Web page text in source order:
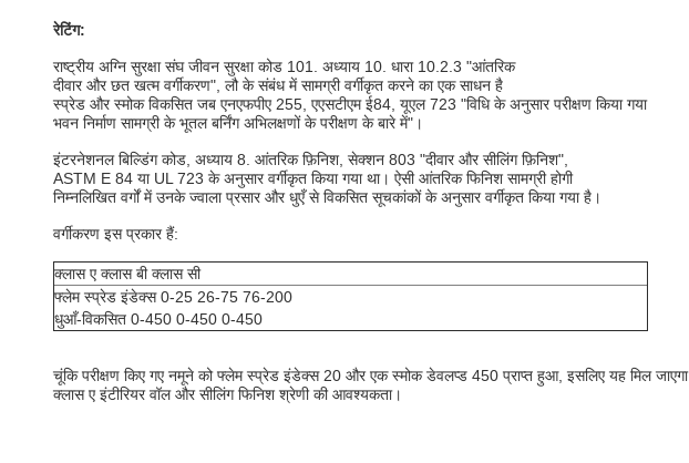
रेटिंग:
राष्ट्रीय अग्नि सुरक्षा संघ जीवन सुरक्षा कोड 101. अध्याय 10. धारा 10.2.3 "आंतरिक
दीवार और छत खत्म वर्गीकरण", लौ के संबंध में सामग्री वर्गीकृत करने का एक साधन है
स्प्रेड और स्मोक विकसित जब एनएफपीए 255, एएसटीएम ई84, यूएल 723 "विधि के अनुसार परीक्षण किया गया
भवन निर्माण सामग्री के भूतल बर्निंग अभिलक्षणों के परीक्षण के बारे में"।
इंटरनेशनल बिल्डिंग कोड, अध्याय 8. आंतरिक फ़िनिश, सेक्शन 803 "दीवार और सीलिंग फ़िनिश",
ASTM E 84 या UL 723 के अनुसार वर्गीकृत किया गया था। ऐसी आंतरिक फिनिश सामग्री होगी
निम्नलिखित वर्गों में उनके ज्वाला प्रसार और धुएँ से विकसित सूचकांकों के अनुसार वर्गीकृत किया गया है।
वर्गीकरण इस प्रकार हैं:
क्लास ए क्लास बी क्लास सी
फ्लेम स्प्रेड इंडेक्स 0-25 26-75 76-200
धुआँ-विकसित 0-450 0-450 0-450
चूंकि परीक्षण किए गए नमूने को फ्लेम स्प्रेड इंडेक्स 20 और एक स्मोक डेवलप्ड 450 प्राप्त हुआ, इसलिए यह मिल जाएगा
क्लास ए इंटीरियर वॉल और सीलिंग फिनिश श्रेणी की आवश्यकता।